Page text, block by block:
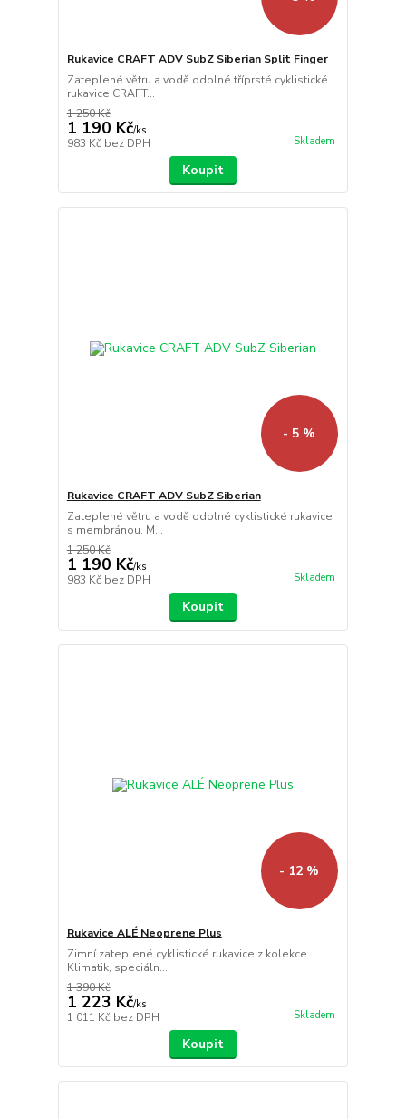
Rukavice CRAFT ADV SubZ Siberian Split Finger
Zateplené větru a vodě odolné tříprsté cyklistické
rukavice CRAFT...
1 250 Kč
1 190 Kč/ks
983 Kč bez DPH Skladem
Koupit
- 5 %
Rukavice CRAFT ADV SubZ Siberian
Zateplené větru a vodě odolné cyklistické rukavice
s membránou. M...
1 250 Kč
1 190 Kč/ks
983 Kč bez DPH Skladem
Koupit
- 12 %
Rukavice ALÉ Neoprene Plus
Zimní zateplené cyklistické rukavice z kolekce
Klimatik, speciáln...
1 390 Kč
1 223 Kč/ks
1 011 Kč bez DPH Skladem
Koupit